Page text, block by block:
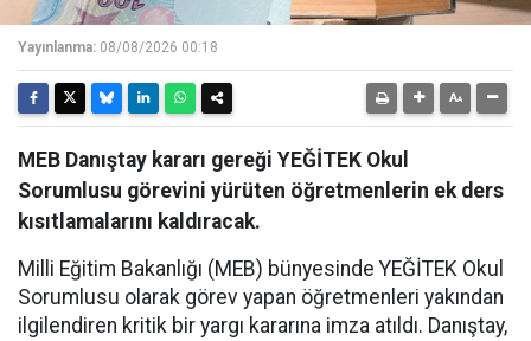
Yayınlanma: 08/08/2026 00:18
MEB Danıştay kararı gereği YEĞİTEK Okul
Sorumlusu görevini yürüten öğretmenlerin ek ders
kısıtlamalarını kaldıracak.
Milli Eğitim Bakanlığı (MEB) bünyesinde YEĞİTEK Okul
Sorumlusu olarak görev yapan öğretmenleri yakından
ilgilendiren kritik bir yargı kararına imza atıldı. Danıştay,